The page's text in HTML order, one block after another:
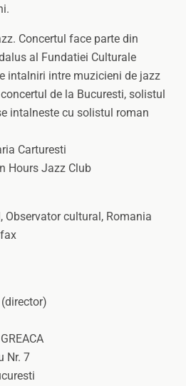
Concertul face parte din
al Fundatiei Culturale
intalniri intre muzicieni de jazz
de la Bucuresti, solistul
intalneste cu solistul roman
Carturesti
Hours Jazz Club
Observator cultural, Romania
Nr. 7